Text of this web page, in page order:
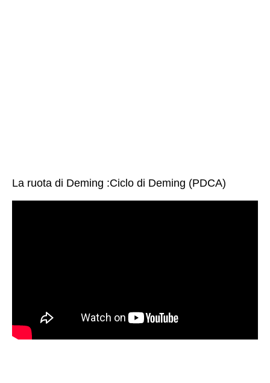
La ruota di Deming :Ciclo di Deming (PDCA)